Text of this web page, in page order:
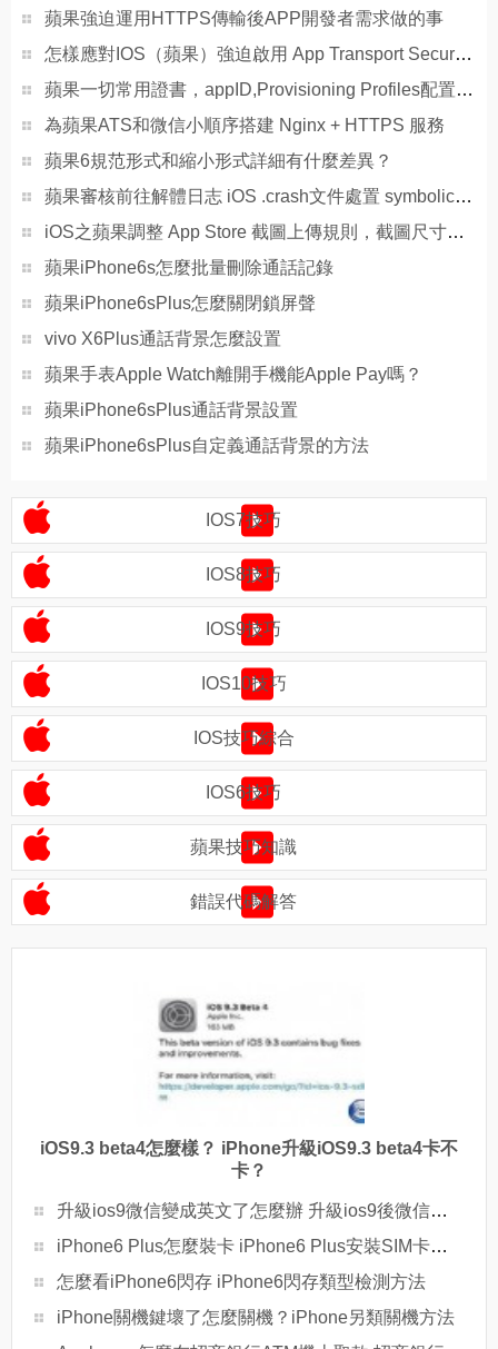
蘋果強迫運用HTTPS傳輸後APP開發者需求做的事
怎樣應對IOS（蘋果）強迫啟用 App Transport Security(ATS)平安功用
蘋果一切常用證書，appID,Provisioning Profiles配置闡明及制造圖文教程
為蘋果ATS和微信小順序搭建 Nginx + HTTPS 服務
蘋果6規范形式和縮小形式詳細有什麼差異？
蘋果審核前往解體日志 iOS .crash文件處置 symbolicatecrash
iOS之蘋果調整 App Store 截圖上傳規則，截圖尺寸、大小等
蘋果iPhone6s怎麼批量刪除通話記錄
蘋果iPhone6sPlus怎麼關閉鎖屏聲
vivo X6Plus通話背景怎麼設置
蘋果手表Apple Watch離開手機能Apple Pay嗎？
蘋果iPhone6sPlus通話背景設置
蘋果iPhone6sPlus自定義通話背景的方法
IOS7技巧
IOS8技巧
IOS9技巧
IOS10技巧
IOS技巧綜合
IOS6技巧
蘋果技巧知識
錯誤代碼解答
iOS9.3 beta4怎麼樣？ iPhone升級iOS9.3 beta4卡不
卡？
升級ios9微信變成英文了怎麼辦 升級ios9後微信變英文解決辦法
iPhone6 Plus怎麼裝卡 iPhone6 Plus安裝SIM卡教程
怎麼看iPhone6閃存 iPhone6閃存類型檢測方法
iPhone關機鍵壞了怎麼關機？iPhone另類關機方法